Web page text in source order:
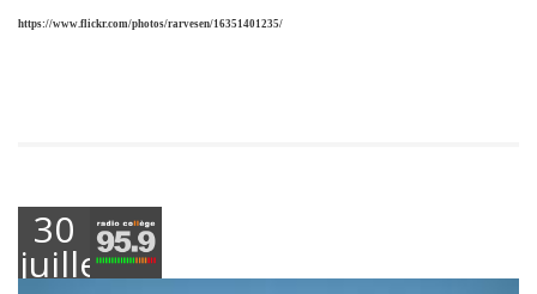
https://www.flickr.com/photos/rarvesen/16351401235/
30
juillet